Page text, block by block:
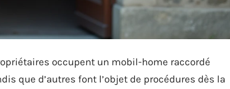
occupent un mobil-home raccordé
que d’autres font l’objet de procédures dès la